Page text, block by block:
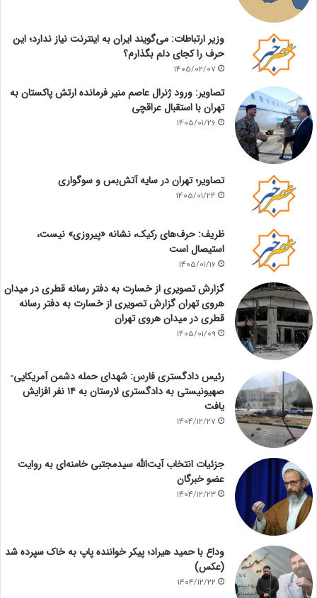
وزیر ارتباطات: می‌گویند ایران به اینترنت نیاز ندارد؛ این
حرف را کجای دلم بگذارم؟
1405/02/07
تصاویر: ورود ژنرال عاصم منیر فرمانده ارتش پاکستان به
تهران با استقبال عراقچی
1405/01/26
تصاویر؛ تهران در سایه آتش‌بس و سوگواری
1405/01/24
ظریف: حرف‌های رکیک، نشانه «پیروزی» نیست،
استیصال است
1405/01/16
گزارش تصویری از خسارت به دفتر رسانه قطری در میدان
هروی تهران گزارش تصویری از خسارت به دفتر رسانه
قطری در میدان هروی تهران
1405/01/09
رئیس دادگستری فارس: شهدای حمله دشمن آمریکایی-
صهیونیستی به دادگستری لارستان به ۱۴ نفر افزایش
یافت
1404/12/27
جزئیات انتخاب آیت‌الله سیدمجتبی خامنه‌ای به روایت
عضو خبرگان
1404/12/23
وداع با حمید هیراد؛ پیکر خواننده پاپ به خاک سپرده شد
(عکس)
1404/12/22